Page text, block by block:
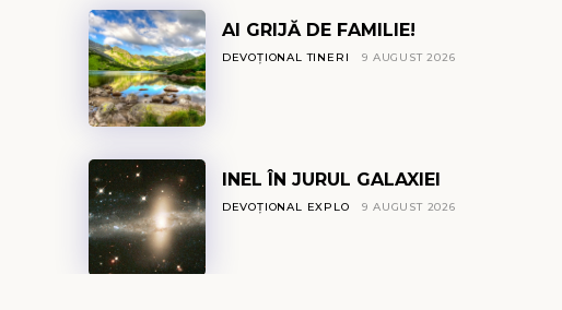
AI GRIJĂ DE FAMILIE!
DEVOȚIONAL TINERI 9 AUGUST 2026
INEL ÎN JURUL GALAXIEI
DEVOȚIONAL EXPLO 9 AUGUST 2026